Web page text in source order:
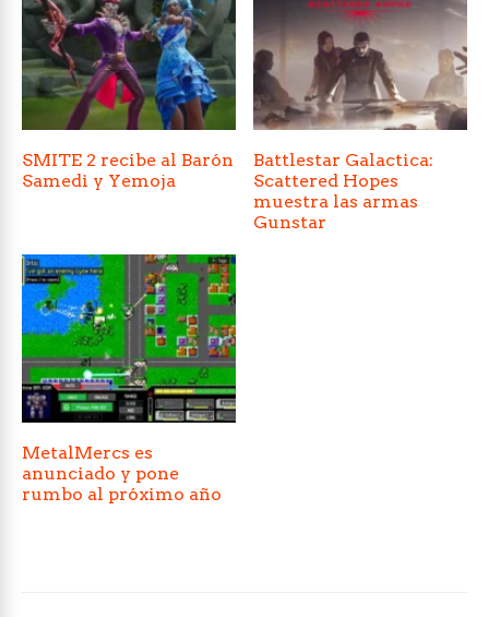
SMITE 2 recibe al Barón
Samedi y Yemoja
Battlestar Galactica:
Scattered Hopes
muestra las armas
Gunstar
MetalMercs es
anunciado y pone
rumbo al próximo año